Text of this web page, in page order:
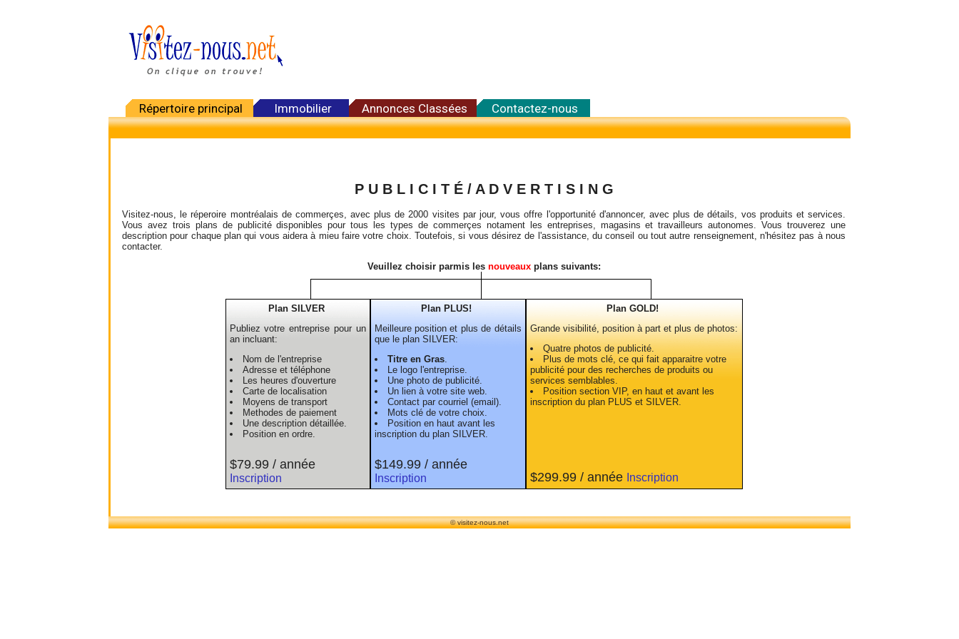
Répertoire principal Immobilier Annonces Classées Contactez-nous
P U B L I C I T É / A D V E R T I S I N G
Visitez-nous, le réperoire montréalais de commerçes, avec plus de 2000 visites par jour, vous offre l'opportunité d'annoncer, avec plus de détails, vos produits et services.
Vous avez trois plans de publicité disponibles pour tous les types de commerçes notament les entreprises, magasins et travailleurs autonomes. Vous trouverez une
description pour chaque plan qui vous aidera à mieu faire votre choix. Toutefois, si vous désirez de l'assistance, du conseil ou tout autre renseignement, n'hésitez pas à nous
contacter.
Veuillez choisir parmis les nouveauxplans suivants:
Plan SILVER
Publiez votre entreprise pour un
an incluant:
Nom de l'entreprise
Adresse et téléphone
Les heures d'ouverture
Carte de localisation
Moyens de transport
Methodes de paiement
Une description détaillée.
Position en ordre.
$79.99 / année
Inscription
Plan PLUS!
Meilleure position et plus de détails
que le plan SILVER:
Titre en Gras.
Le logo l'entreprise.
Une photo de publicité.
Un lien à votre site web.
Contact par courriel (email).
Mots clé de votre choix.
Position en haut avant les
inscription du plan SILVER.
$149.99 / année
Inscription
Plan GOLD!
Grande visibilité, position à part et plus de photos:
Quatre photos de publicité.
Plus de mots clé, ce qui fait apparaitre votre
publicité pour des recherches de produits ou
services semblables.
Position section VIP, en haut et avant les
inscription du plan PLUS et SILVER.
$299.99 / année Inscription
© visitez-nous.net